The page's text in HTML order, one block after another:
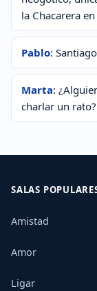
la Chacarera
Pablo:
Marta:
charlar un rato?
SALAS
Amistad
Amor
Ligar